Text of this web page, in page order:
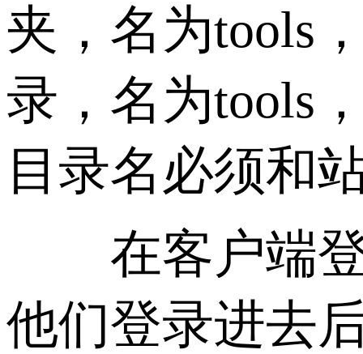
夹，名为tools
录，名为tools
目录名必须和
在客户端登
他们登录进去